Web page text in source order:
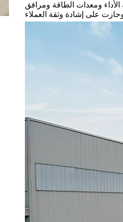
ومعدات الطاقة ومرافق